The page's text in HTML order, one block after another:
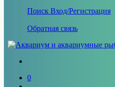
Поиск Вход/Регистрация
Обратная связь
0